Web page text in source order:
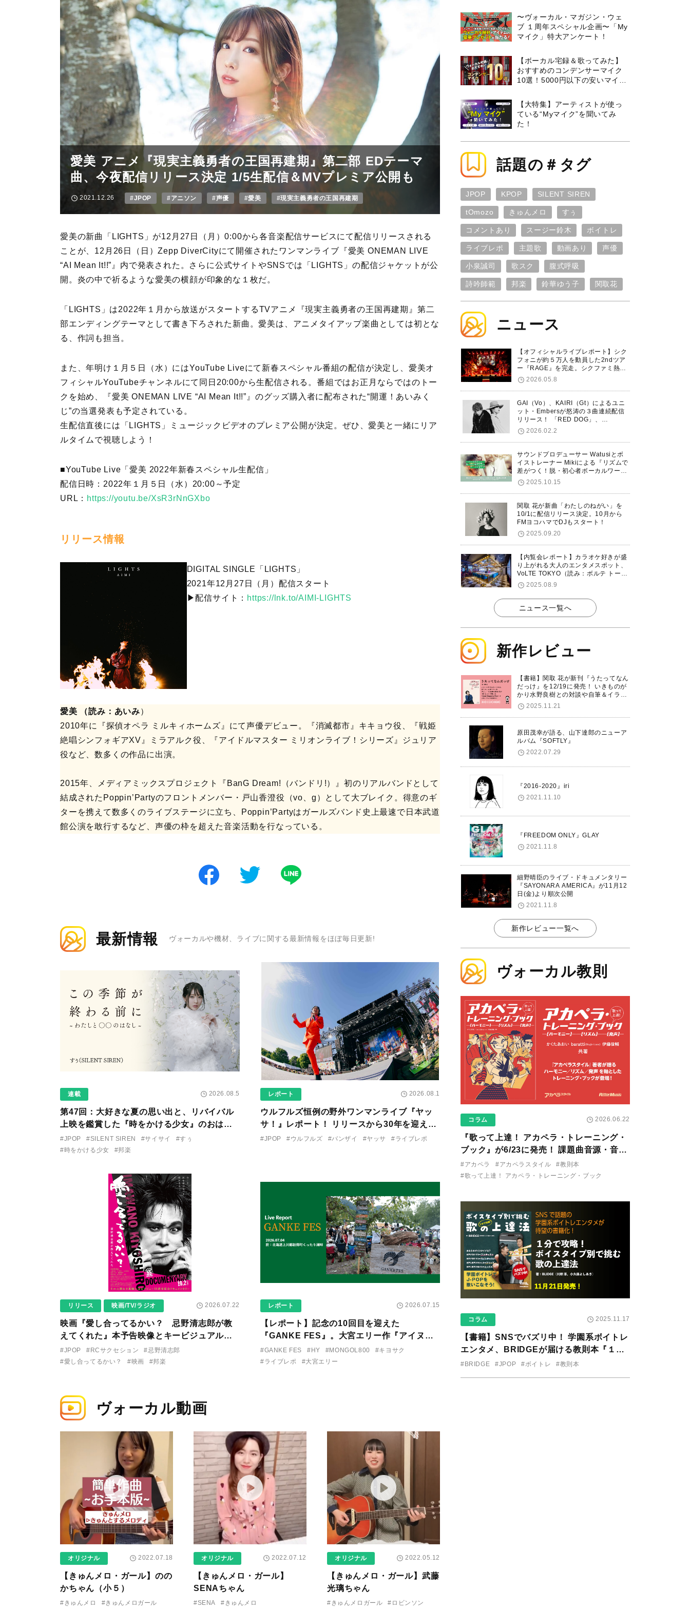
愛美 アニメ『現実主義勇者の王国再建期』第二部 EDテーマ
曲、今夜配信リリース決定 1/5生配信＆MVプレミア公開も
2021.12.26 #JPOP #アニソン #声優 #愛美 #現実主義勇者の王国再建期
愛美の新曲「LIGHTS」が12月27日（月）0:00から各音楽配信サービスにて配信リリースされる
ことが、12月26日（日）Zepp DiverCityにて開催されたワンマンライブ『愛美 ONEMAN LIVE
“AI Mean It!!”』内で発表された。さらに公式サイトやSNSでは「LIGHTS」の配信ジャケットが公
開。炎の中で祈るような愛美の横顔が印象的な１枚だ。
「LIGHTS」は2022年１月から放送がスタートするTVアニメ『現実主義勇者の王国再建期』第二
部エンディングテーマとして書き下ろされた新曲。愛美は、アニメタイアップ楽曲としては初とな
る、作詞も担当。
また、年明け１月５日（水）にはYouTube Liveにて新春スペシャル番組の配信が決定し、愛美オ
フィシャルYouTubeチャンネルにて同日20:00から生配信される。番組ではお正月ならではのトー
クを始め、『愛美 ONEMAN LIVE “AI Mean It!!”』のグッズ購入者に配布された“開運！あいみく
じ”の当選発表も予定されている。
生配信直後には「LIGHTS」ミュージックビデオのプレミア公開が決定。ぜひ、愛美と一緒にリア
ルタイムで視聴しよう！
■YouTube Live「愛美 2022年新春スペシャル生配信」
配信日時：2022年１月５日（水）20:00～予定
URL： https://youtu.be/XsR3rNnGXbo
リリース情報
DIGITAL SINGLE「LIGHTS」
2021年12月27日（月）配信スタート
▶配信サイト： https://lnk.to/AIMI-LIGHTS
愛美 （読み：あいみ）
2010年に『探偵オペラ ミルキィホームズ』にて声優デビュー。『消滅都市』キキョウ役、『戦姫
絶唱シンフォギアXV』ミラアルク役、『アイドルマスター ミリオンライブ！シリーズ』ジュリア
役など、数多くの作品に出演。
2015年、メディアミックスプロジェクト『BanG Dream!（バンドリ!）』初のリアルバンドとして
結成されたPoppin’Partyのフロントメンバー・戸山香澄役（vo、g）として大ブレイク。得意のギ
ターを携えて数多くのライブステージに立ち、Poppin’Partyはガールズバンド史上最速で日本武道
館公演を敢行するなど、声優の枠を超えた音楽活動を行なっている。
最新情報 ヴォーカルや機材、ライブに関する最新情報をほぼ毎日更新!
連載 2026.08.5
第47回：大好きな夏の思い出と、リバイバル
上映を鑑賞した『時をかける少女』のおはな
し 〜SILENT SIREN・すぅ『この季節が終わ
る前に〜わたしと〇〇のはなし〜』
#JPOP #SILENT SIREN #サイサイ
#すぅ
#時をかける少女
#邦楽
レポート 2026.08.1
ウルフルズ恒例の野外ワンマンライブ『ヤッ
サ！』レポート！ リリースから30年を迎えた
アルバム『バンザイ』完全再現に、大阪に集
#JPOP #ウルフルズ #バンザイ #ヤッサ #ライブレポ
リリース 映画/TV/ラジオ 2026.07.22
映画『愛し合ってるかい？ 忌野清志郎が教
えてくれた』本予告映像とキービジュアルが
ついに解禁！ キヨシロー関連商品も続々と発
売が決定！
#JPOP #RCサクセション
#忌野清志郎
#愛し合ってるかい？
#映画 #邦楽
レポート 2026.07.15
【レポート】記念の10回目を迎えた
『GANKE FES』。大宮エリー作『アイヌの
神々の崖』を前に、キヨサク
（MONGOL800）がウクレレで熱唱。
#GANKE FES #HY #MONGOL800
#キヨサク
#ライブレポ
#大宮エリー
ヴォーカル動画
オリジナル 2022.07.18
【きゅんメロ・ガール】のの
かちゃん（小５）
#きゅんメロ #きゅんメロガール
オリジナル 2022.07.12
【きゅんメロ・ガール】
SENAちゃん
#SENA #きゅんメロ
オリジナル 2022.05.12
【きゅんメロ・ガール】武藤
光璃ちゃん
#きゅんメロガール #ロビンソン
〜ヴォーカル・マガジン・ウェ
ブ １周年スペシャル企画〜「My
マイク」特大アンケート！
【ボーカル宅録＆歌ってみた】
おすすめのコンデンサーマイク
10選！5000円以下の安いマイク
【大特集】アーティストが使っ
ている“Myマイク”を聞いてみ
た！
話題の＃タグ
JPOP KPOP SILENT SIREN
tOmozo きゅんメロ すぅ
コメントあり スージー鈴木 ボイトレ
ライブレポ 主題歌 動画あり 声優
小泉誠司 歌スク 腹式呼吸
詩吟師範 邦楽 鈴華ゆう子 関取花
ニュース
【オフィシャルライブレポート】シク
フォニが約５万人を動員した2ndツア
ー『RAGE』を完走。シクファミ熱狂
のKアリーナ横浜ファイナル公演の模
様をお届け！
2026.05.8
GAI（Vo）、KAIRI（Gt）によるユニ
ット・Embersが怒涛の３曲連続配信
リリース！ 「RED DOG」、
「Untitled Hero」に続き、5thシング
ル「De-Marionette」のリリースを発
表！
2026.02.2
サウンドプロデューサー Watusiとボ
イストレーナー Mikiによる『リズムで
差がつく！脱・初心者ボーカルワーク
ショップ』が12/7に渋谷で開催！
2025.10.15
関取 花が新曲「わたしのねがい」を
10/1に配信リリース決定。10月から
FMヨコハマでDJもスタート！
2025.09.20
【内覧会レポート】カラオケ好きが盛
り上がれる大人のエンタメスポット、
VoLTE TOKYO（読み：ボルテ トーキ
ョー）が東京・品川に8/8グランドオ
ープン！
2025.08.9
ニュース一覧へ
新作レビュー
【書籍】関取 花が新刊『うたってなん
だっけ』を12/19に発売！ いきものが
かり水野良樹との対談や自筆＆イラス
トで綴る自分史も掲載。さらに自身の
誕生日12/18に渋谷で出版記念イベン
トを開催！
2025.11.21
原田茂幸が語る、山下達郎のニューア
ルバム『SOFTLY』
2022.07.29
『2016-2020』iri
2021.11.10
『FREEDOM ONLY』GLAY
2021.11.8
細野晴臣のライブ・ドキュメンタリー
『SAYONARA AMERICA』が11月12
日(金)より順次公開
2021.11.8
新作レビュー一覧へ
ヴォーカル教則
コラム 2026.06.22
『歌って上達！ アカペラ・トレーニング・
ブック』が6/23に発売！ 課題曲音源・音取
り用アプリを公開。
#アカペラ #アカペラスタイル
#教則本
#歌って上達！ アカペラ・トレーニング・ブック
コラム 2025.11.17
【書籍】SNSでバズリ中！ 学園系ボイトレ
エンタメ、BRIDGEが届ける教則本『１分
で攻略！ ボイスタイプ別で挑む歌の上達
#BRIDGE #JPOP #ボイトレ #教則本